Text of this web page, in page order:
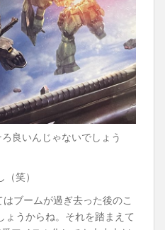
良いんじゃないでしょう
笑）
ブームが過ぎ去った後のこ
ょうからね。それを踏まえて